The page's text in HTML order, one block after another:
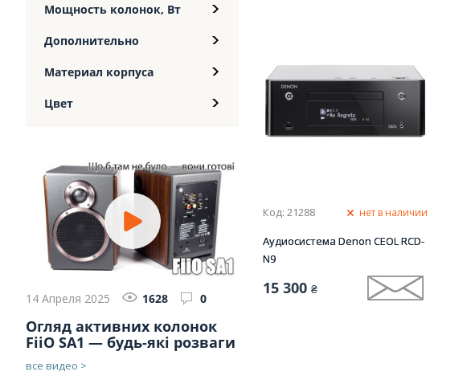
Мощность колонок, Вт
Дополнительно
Материал корпуса
Цвет
14 Апреля 2025 1628 0
Огляд активних колонок
FiiO SA1 — будь-які розваги
все видео >
Код: 21288 нет в наличии
Аудиосистема Denon CEOL RCD-
N9
15 300 ₴